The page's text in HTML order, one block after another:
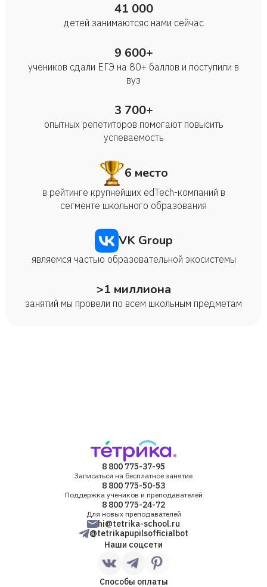
41 000
детей занимаются с нами сейчас
9 600+
учеников сдали ЕГЭ на 80+ баллов и поступили в
вуз
3 700+
опытных репетиторов помогают повысить
успеваемость
6 место
в рейтинге крупнейших edTech-компаний в
сегменте школьного образования
VK Group
являемся частью образовательной экосистемы
>1 миллиона
занятий мы провели по всем школьным предметам
8 800 775-37-95
Записаться на бесплатное занятие
8 800 775-50-53
Поддержка учеников и преподавателей
8 800 775-24-72
Для новых преподавателей
hi@tetrika-school.ru
@tetrikapupilsofficialbot
Наши соцсети
Способы оплаты